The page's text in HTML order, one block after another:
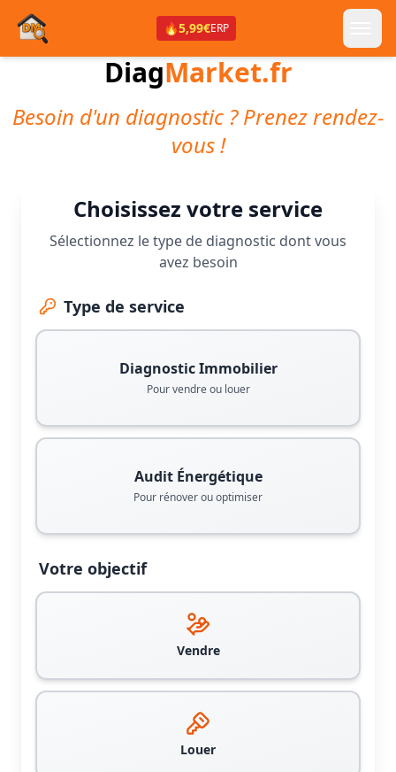
🔥5,99€ERP
DiagMarket.fr
Besoin d'un diagnostic ? Prenez rendez-
vous !
Choisissez votre service
Sélectionnez le type de diagnostic dont vous
avez besoin
Type de service
Diagnostic Immobilier
Pour vendre ou louer
Audit Énergétique
Pour rénover ou optimiser
Votre objectif
Vendre
Louer